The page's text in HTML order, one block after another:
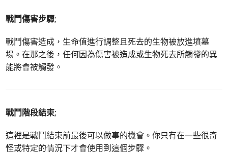
戰鬥傷害步驟;
戰鬥傷害造成，生命值進行調整且死去的生物被放進墳墓
場。在那之後，任何因為傷害被造成或生物死去所觸發的異
能將會被觸發。
戰鬥階段結束;
這裡是戰鬥結束前最後可以做事的機會。你只有在一些很奇
怪或特定的情況下才會使用到這個步驟。